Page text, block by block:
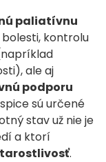
paliatívnu
kontrolu
ale aj
podporu
sú určené
stav už nie je
a ktorí
.